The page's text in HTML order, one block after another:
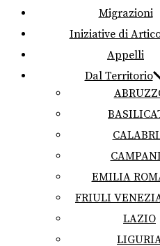
Migrazioni
Iniziative di
Appelli
Dal Territorio
EMILIA
FRIULI
LAZIO